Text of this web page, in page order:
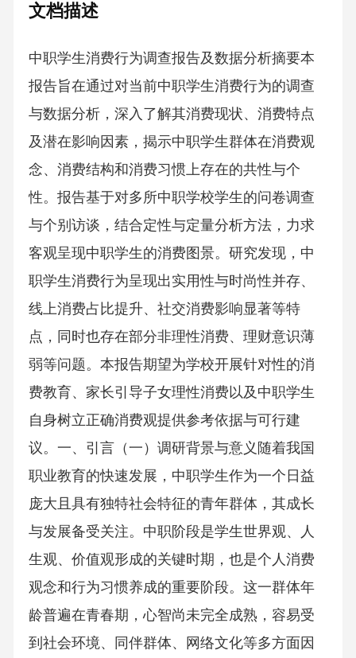
文档描述
中职学生消费行为调查报告及数据分析摘要本
报告旨在通过对当前中职学生消费行为的调查
与数据分析，深入了解其消费现状、消费特点
及潜在影响因素，揭示中职学生群体在消费观
念、消费结构和消费习惯上存在的共性与个
性。报告基于对多所中职学校学生的问卷调查
与个别访谈，结合定性与定量分析方法，力求
客观呈现中职学生的消费图景。研究发现，中
职学生消费行为呈现出实用性与时尚性并存、
线上消费占比提升、社交消费影响显著等特
点，同时也存在部分非理性消费、理财意识薄
弱等问题。本报告期望为学校开展针对性的消
费教育、家长引导子女理性消费以及中职学生
自身树立正确消费观提供参考依据与可行建
议。一、引言（一）调研背景与意义随着我国
职业教育的快速发展，中职学生作为一个日益
庞大且具有独特社会特征的青年群体，其成长
与发展备受关注。中职阶段是学生世界观、人
生观、价值观形成的关键时期，也是个人消费
观念和行为习惯养成的重要阶段。这一群体年
龄普遍在青春期，心智尚未完全成熟，容易受
到社会环境、同伴群体、网络文化等多方面因